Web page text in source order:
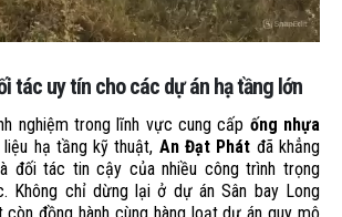
tác uy tín cho các dự án hạ tầng lớn
nghiệm trong lĩnh vực cung cấp ống nhựa
hạ tầng kỹ thuật, An Đạt Phát đã khẳng
đối tác tin cậy của nhiều công trình trọng
Không chỉ dừng lại ở dự án Sân bay Long